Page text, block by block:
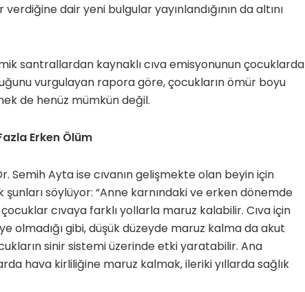
dair yeni bulgular yayınlandığının da altını
santrallardan kaynaklı cıva emisyonunun çocuklarda
vurgulayan rapora göre, çocukların ömür boyu
de henüz mümkün değil.
Erken Ölüm
Semih Ayta ise cıvanın gelişmekte olan beyin için
söylüyor: “Anne karnındaki ve erken dönemde
cıvaya farklı yollarla maruz kalabilir. Cıva için
olmadığı gibi, düşük düzeyde maruz kalma da akut
sinir sistemi üzerinde etki yaratabilir. Ana
hava kirliliğine maruz kalmak, ileriki yıllarda sağlık